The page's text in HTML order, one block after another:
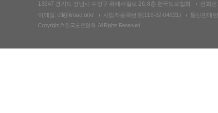
13647 경기도 성남시 수정구 위례서일로 26, 8층 한국도로협회
전화
이메일: off@kroad.or.kr
사업자등록번호(116-82-04821) 통신판매
Copyright © 한국도로협회. All Rights Reserved.